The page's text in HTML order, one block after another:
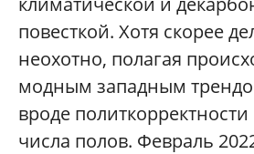
повесткой. Хотя скорее
неохотно, полагая
модным западным
вроде
числа полов. Февраль